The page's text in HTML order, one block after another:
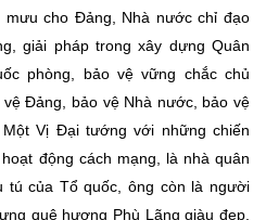
cho Đảng, Nhà nước chỉ đạo
giải pháp trong xây dựng Quân
phòng, bảo vệ vững chắc chủ
Đảng, bảo vệ Nhà nước, bảo vệ
Vị Đại tướng với những chiến
động cách mạng, là nhà quân
của Tổ quốc, ông còn là người
quê hương Phù Lãng giàu đẹp,